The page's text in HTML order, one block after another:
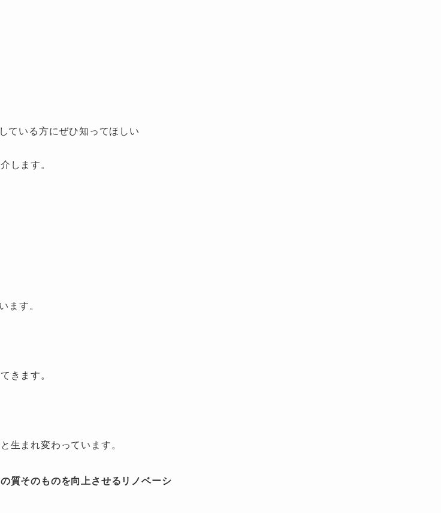
ている方にぜひ知ってほしい
します。
ます。
きます。
生まれ変わっています。
質そのものを向上させるリノベーシ